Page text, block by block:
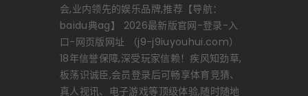
会,业内领先的娱乐品牌,推荐【导航：
baidu典ag】 2026最新版官网-登录-入
口-网页版网址 （j9-j9iuyouhui.com）
18年信誉保障,深受玩家信赖！疾风知劲草,
板荡识诚臣,会员登录后可畅享体育竞猜、
真人视讯、电子游戏等顶级体验,随时随地